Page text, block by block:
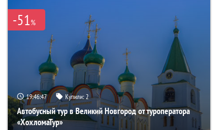
-51%
19:46:46 Купили:2
Автобусный тур в Великий Новгород от туроператора
«ХохломаТур»